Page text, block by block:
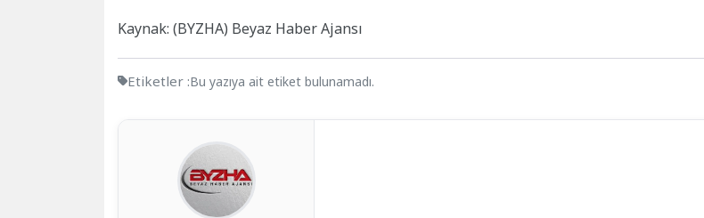
Kaynak: (BYZHA) Beyaz Haber Ajansı
Etiketler :Bu yazıya ait etiket bulunamadı.